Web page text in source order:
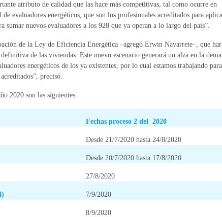
atributo de calidad que las hace más competitivas, tal como ocurre en
evaluadores energéticos, que son los profesionales acreditados para
nuevos evaluadores a los 928 que ya operan a lo largo del país”.
de la Ley de Eficiencia Energética –agregó Erwin Navarrete–, que
de las viviendas. Este nuevo escenario generará un alza en la
energéticos de los ya existentes, por lo cual estamos trabajando para
precisó.
2020 son las siguientes:
Fechas proceso 2 del 2020
Desde 21/7/2020 hasta 24/8/2020
Desde 20/7/2020 hasta 17/8/2020
27/8/2020
7/9/2020
8/9/2020